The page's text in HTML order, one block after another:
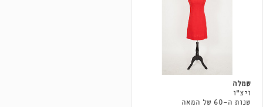
שמלה
ויצ"ו
שנות ה-60 של המאה